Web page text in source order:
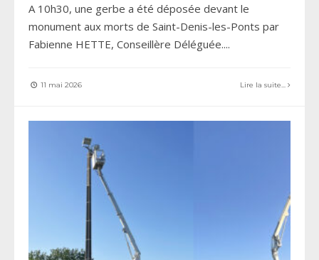
A 10h30, une gerbe a été déposée devant le
monument aux morts de Saint-Denis-les-Ponts par
Fabienne HETTE, Conseillère Déléguée....
11 mai 2026 Lire la suite...